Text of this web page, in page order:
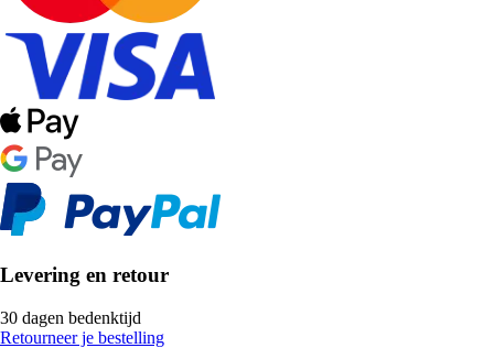
Levering en retour
30 dagen bedenktijd
Retourneer je bestelling